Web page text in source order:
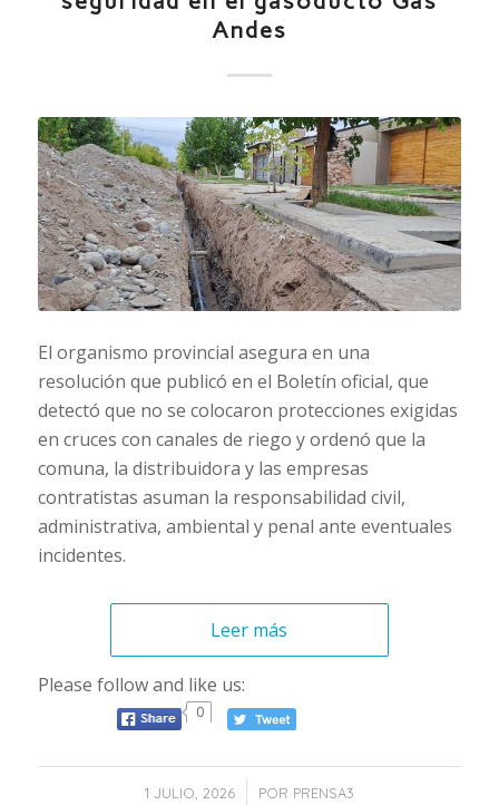
Andes
El organismo provincial asegura en una
resolución que publicó en el Boletín oficial, que
detectó que no se colocaron protecciones exigidas
en cruces con canales de riego y ordenó que la
comuna, la distribuidora y las empresas
contratistas asuman la responsabilidad civil,
administrativa, ambiental y penal ante eventuales
incidentes.
Leer más
Please follow and like us:
0
1 JULIO, 2026 POR PRENSA3